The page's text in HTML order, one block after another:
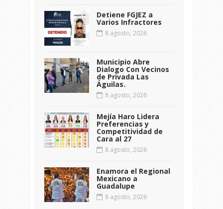
Detiene FGJEZ a
Varios Infractores
8 agosto, 2026
Municipio Abre
Dialogo Con Vecinos
de Privada Las
Águilas.
8 agosto, 2026
Mejía Haro Lidera
Preferencias y
Competitividad de
Cara al 27
8 agosto, 2026
Enamora el Regional
Mexicano a
Guadalupe
8 agosto, 2026